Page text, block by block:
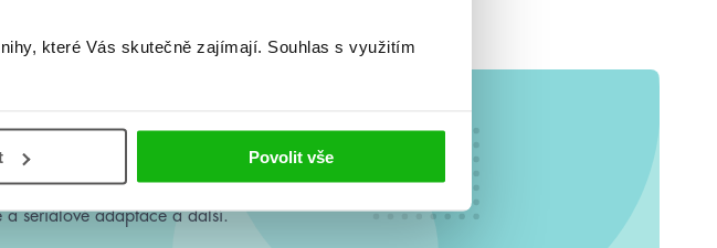
které Vás skutečně zajímají. Souhlas s využitím
Povolit vše
a seriálové adaptace a další.